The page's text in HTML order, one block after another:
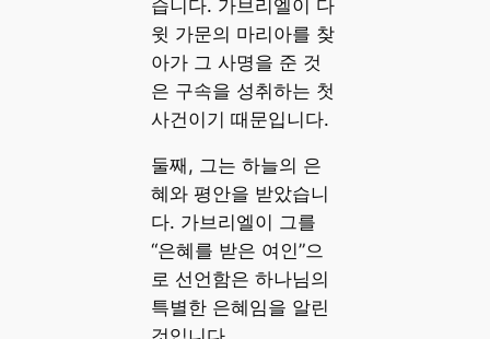
습니다. 가브리엘이 다
윗 가문의 마리아를 찾
아가 그 사명을 준 것
은 구속을 성취하는 첫
사건이기 때문입니다.
둘째, 그는 하늘의 은
혜와 평안을 받았습니
다. 가브리엘이 그를
“은혜를 받은 여인”으
로 선언함은 하나님의
특별한 은혜임을 알린